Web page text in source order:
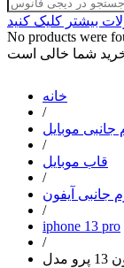
No products were
خانه
/
جانبی موبایل
/
قاب موبایل
/
جانبی آیفون
/
iphone 13 pro
/